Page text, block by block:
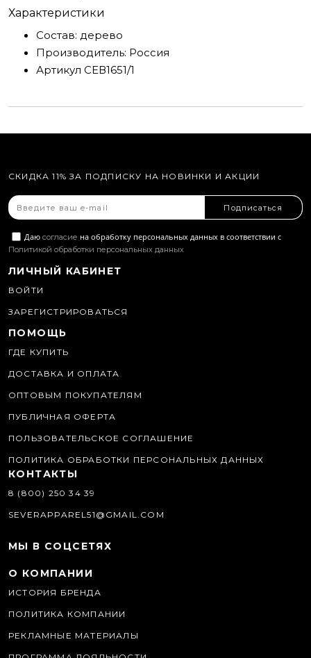
Характеристики
Состав: дерево
Производитель: Россия
Артикул СЕВ1651/1
СКИДКА 11% ЗА ПОДПИСКУ НА НОВИНКИ И АКЦИИ
Подписаться
Даю согласие на обработку персональных данных в соответствии с
Политикой обработки персональных данных
ЛИЧНЫЙ КАБИНЕТ
ВОЙТИ
ЗАРЕГИСТРИРОВАТЬСЯ
ПОМОЩЬ
ГДЕ КУПИТЬ
ДОСТАВКА И ОПЛАТА
ОПТОВЫМ ПОКУПАТЕЛЯМ
ПУБЛИЧНАЯ ОФЕРТА
ПОЛЬЗОВАТЕЛЬСКОЕ СОГЛАШЕНИЕ
ПОЛИТИКА ОБРАБОТКИ ПЕРСОНАЛЬНЫХ ДАННЫХ
КОНТАКТЫ
8 (800) 250 34 39
SEVERAPPAREL51@GMAIL.COM
МЫ В СОЦСЕТЯХ
О КОМПАНИИ
ИСТОРИЯ БРЕНДА
ПОЛИТИКА КОМПАНИИ
РЕКЛАМНЫЕ МАТЕРИАЛЫ